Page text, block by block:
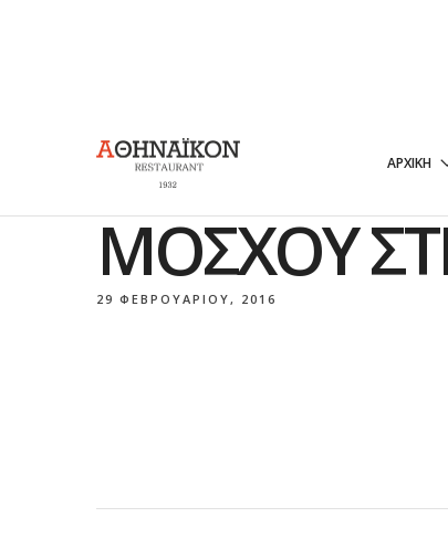
ΑΡΧΙΚΉ
ΜΠΟΝ
ΜΌΣΧΟΥ
29 ΦΕΒΡΟΥΑΡΊΟΥ, 2016